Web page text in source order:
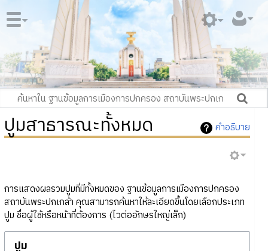
คำอธิบาย
ปูมสาธารณะทั้งหมด
การแสดงผลรวมปูมที่มีทั้งหมดของ ฐานข้อมูลการเมืองการปกครอง
สถาบันพระปกเกล้า คุณสามารถค้นหาให้ละเอียดขึ้นโดยเลือกประเภท
ปูม ชื่อผู้ใช้หรือหน้าที่ต้องการ (ไวต่ออักษรใหญ่เล็ก)
ปูม